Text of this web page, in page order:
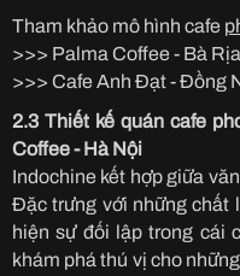
Tham khảo mô hình cafe
>>> Palma Coffee - Bà
>>> Cafe Anh Đạt - Đồng
2.3 Thiết kế quán cafe
Coffee - Hà Nội
Indochine kết hợp giữa
Đặc trưng với những chất
hiện sự đối lập trong cái
khám phá thú vị cho